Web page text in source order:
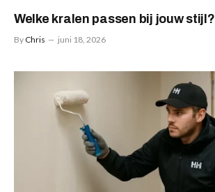
Welke kralen passen bij jouw stijl?
By Chris juni 18, 2026